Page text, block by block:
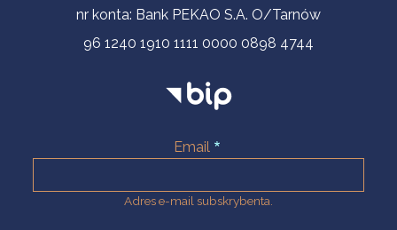
nr konta: Bank PEKAO S.A. O/Tarnów
96 1240 1910 1111 0000 0898 4744
Email
Adres e-mail subskrybenta.